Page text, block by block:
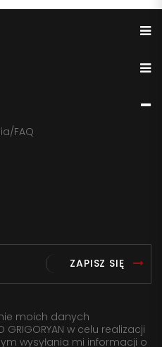
FAQ
ZAPISZ SIĘ
moich danych
w celu realizacji
wysyłania mi informacji o